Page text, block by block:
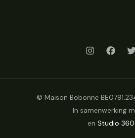
© Maison Bobonne
. In samenwerking
en Studio 360